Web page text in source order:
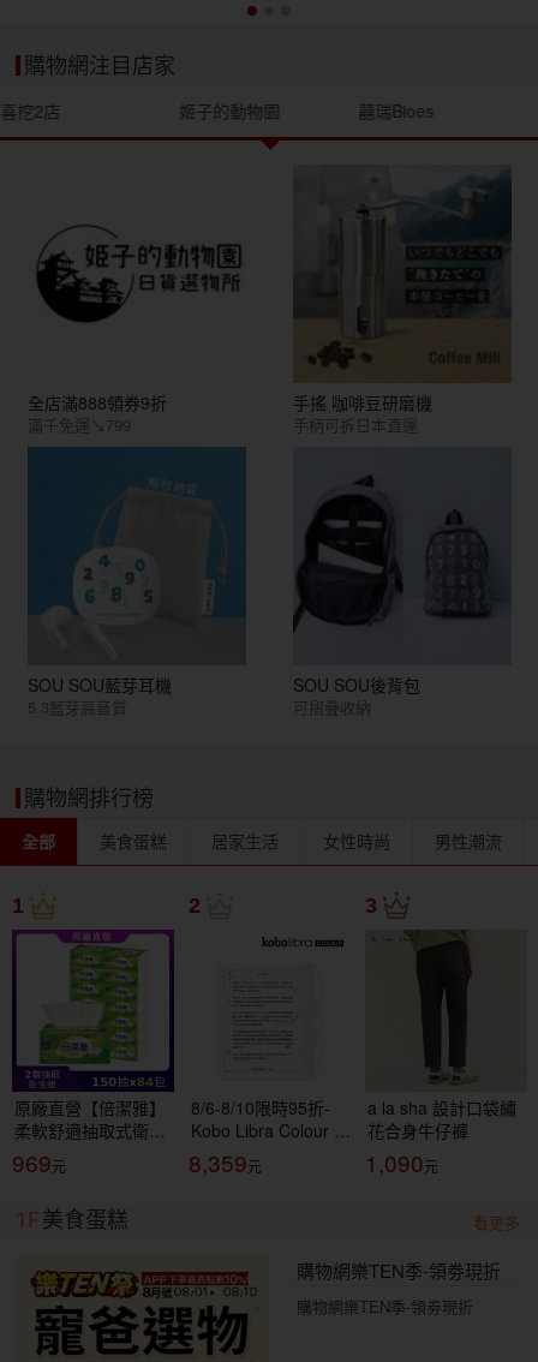
購物網注目店家
喜挖2店 姬子的動物園 囍瑞Bioes
全店滿888領券9折
滿千免運↘799
手搖 咖啡豆研磨機
手柄可拆日本直運
SOU SOU藍芽耳機
5.3藍芽高音質
SOU SOU後背包
可摺疊收納
購物網排行榜
全部 美食蛋糕 居家生活 女性時尚 男性潮流
1
原廠直營【倍潔雅】
柔軟舒適抽取式衛生
紙(150抽84包/箱)
(T1D5BY-P3-PE)
969
2
8/6-8/10限時95折-
Kobo Libra Colour 7
吋彩色電子書閱讀器
| 白。32GB 買再送
MR
8,359
3
a la sha 設計口袋繡
花合身牛仔褲
1,090
1F美食蛋糕 看更多
購物網樂TEN季-領劵現折
購物網樂TEN季-領劵現折